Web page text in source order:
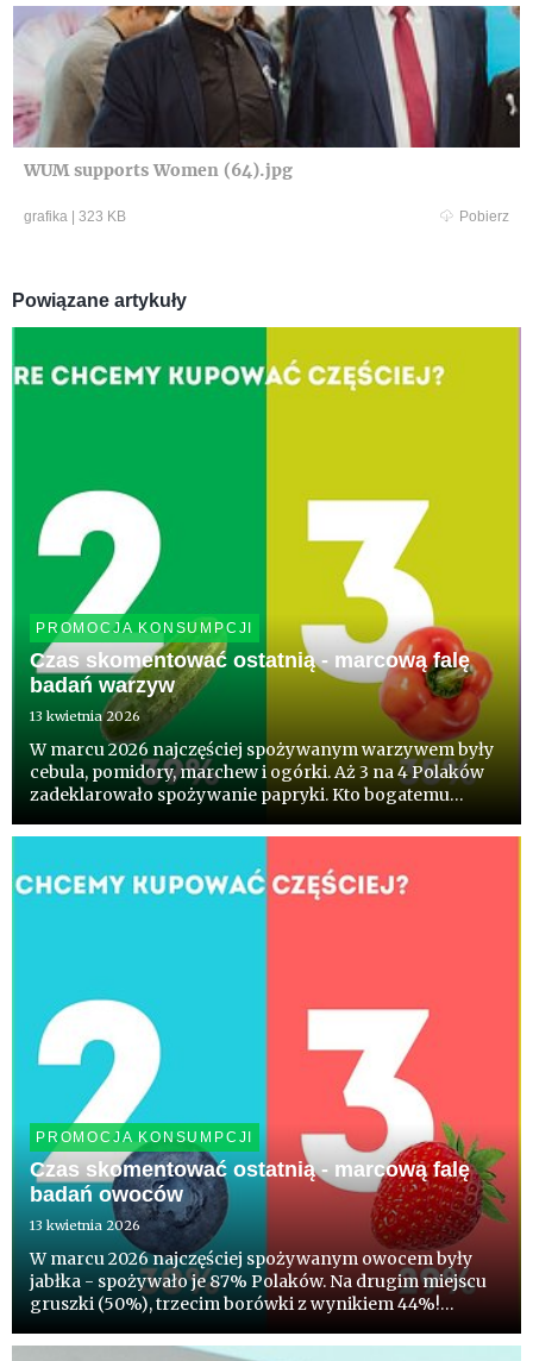
WUM supports Women (64).jpg
grafika 323 KB Pobierz
Powiązane artykuły
PROMOCJA KONSUMPCJI
Czas skomentować ostatnią - marcową falę
badań warzyw
13 kwietnia 2026
W marcu 2026 najczęściej spożywanym warzywem były
cebula, pomidory, marchew i ogórki. Aż 3 na 4 Polaków
zadeklarowało spożywanie papryki. Kto bogatemu
połowa Polaków deklaruje chęć kupowania częściej niż
PROMOCJA KONSUMPCJI
Czas skomentować ostatnią - marcową falę
badań owoców
13 kwietnia 2026
W marcu 2026 najczęściej spożywanym owocem były
jabłka - spożywało je 87% Polaków. Na drugim miejscu
gruszki (50%), trzecim borówki z wynikiem 44%!
blisko 1/3 deklaruje chęć kupowania w nadchodzącym,